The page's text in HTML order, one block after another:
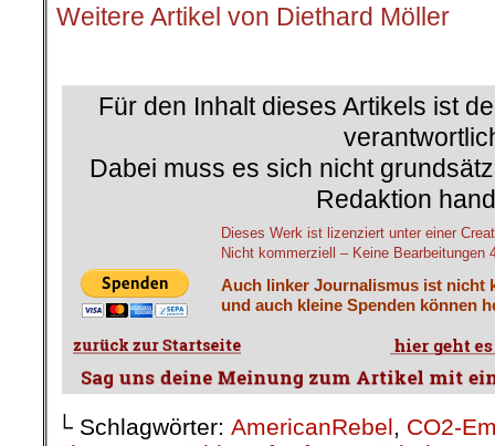
Weitere Artikel von Diethard Möller
Für den Inhalt dieses Artikels ist
Dabei muss es sich nicht
Redaktion
Dieses Werk ist lizenziert unter einer
Nicht kommerziell – Keine Bearbeitungen
Auch linker Journalismus ist nicht
und auch kleine Spenden können
└ Schlagwörter: AmericanRebel, CO2-